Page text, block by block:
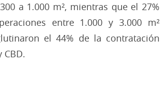
a 1.000 m², mientras que el 27%
entre 1.000 y 3.000 m²
el 44% de la contratación